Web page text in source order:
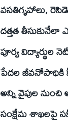
వసతిగృహాలు,
దత్తత
పూర్వ విద్యార్థుల
పేదల జీవనోపాధికి
అన్ని వైపుల
సంక్షేమ శాఖలపై